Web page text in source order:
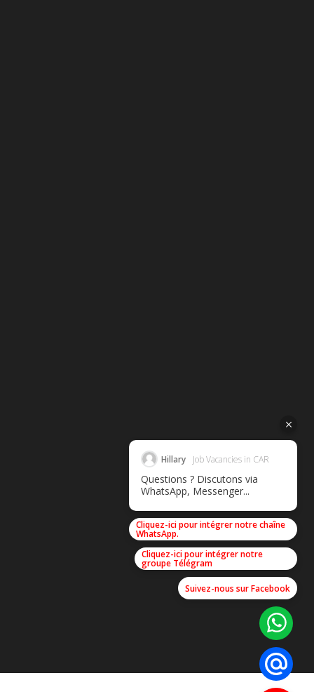
Hillary Job Vacancies in CAR
Questions ? Discutons via
WhatsApp, Messenger...
Cliquez-ici pour intégrer notre chaîne
WhatsApp.
Cliquez-ici pour intégrer notre
groupe Télégram
Suivez-nous sur Facebook